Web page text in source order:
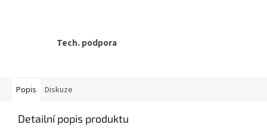
Tech. podpora
Popis Diskuze
Detailní popis produktu